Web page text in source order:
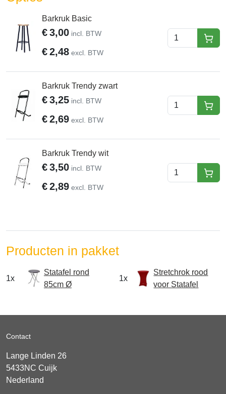
Barkruk Basic
€3,00 incl. BTW
€2,48 excl. BTW
Barkruk Trendy zwart
€3,25 incl. BTW
€2,69 excl. BTW
Barkruk Trendy wit
€3,50 incl. BTW
€2,89 excl. BTW
Producten in pakket
1x
Statafel rond
85cm Ø
1x
Stretchrok rood
voor Statafel
Contact
Lange Linden 26
5433NC Cuijk
Nederland